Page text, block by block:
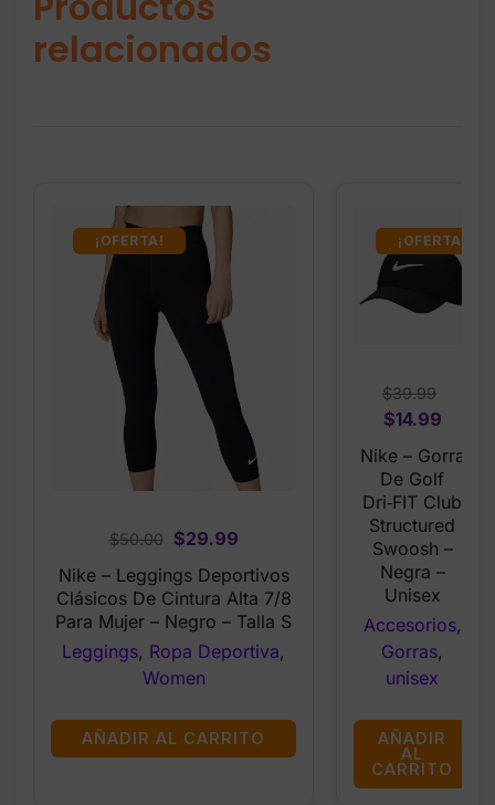
relacionados
¡OFERTA!
$50.00
Original
price
was:
$50.00.
$29.99Current
price
is:
$29.99.
Nike – Leggings Deportivos
Clásicos De Cintura Alta 7/8
Para Mujer – Negro – Talla S
Leggings, Ropa Deportiva,
Women
AÑADIR AL CARRITO
¡OFERTA!
$39.99
Original
price
was:
$39.99.
$14.99
is:
Nike – Gorra
De Golf
Dri‑FIT Club
Structured
Swoosh –
Negra –
Unisex
Accesorios,
Gorras,
unisex
AÑADIR
AL
CARRITO